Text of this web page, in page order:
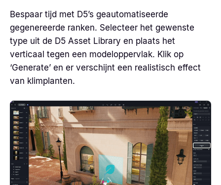
Bespaar tijd met D5’s geautomatiseerde
gegenereerde ranken. Selecteer het gewenste
type uit de D5 Asset Library en plaats het
verticaal tegen een modeloppervlak. Klik op
‘Generate’ en er verschijnt een realistisch effect
van klimplanten.